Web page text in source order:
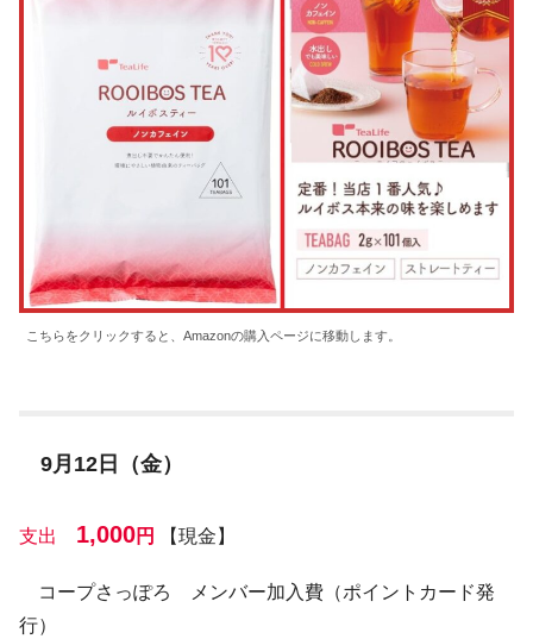
こちらをクリックすると、Amazonの購入ページに移動します。
9月12日（金）
支出 1,000円 【現金】
コープさっぽろ メンバー加入費（ポイントカード発
行）